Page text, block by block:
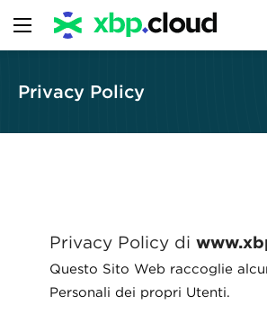
Privacy Policy
Privacy Policy di
Questo Sito Web raccoglie
Personali dei propri Utenti.